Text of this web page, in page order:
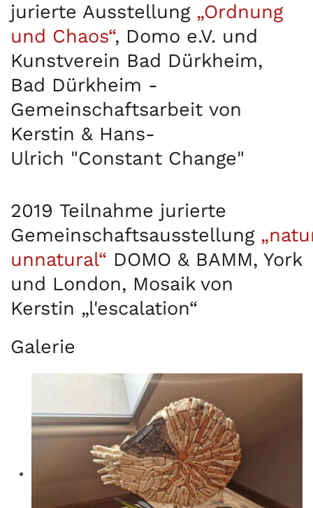
jurierte Ausstellung „Ordnung
und Chaos“, Domo e.V. und
Kunstverein Bad Dürkheim,
Bad Dürkheim -
Gemeinschaftsarbeit von
Kerstin & Hans-
Ulrich "Constant Change"
2019 Teilnahme jurierte
Gemeinschaftsausstellung
unnatural“ DOMO & BAMM, York
und London, Mosaik von
Kerstin „l'escalation“
Galerie